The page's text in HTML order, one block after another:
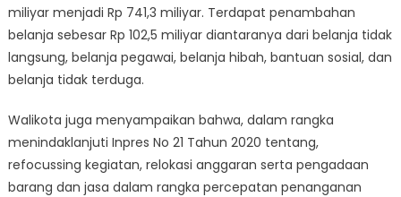
miliyar menjadi Rp 741,3 miliyar. Terdapat penambahan
belanja sebesar Rp 102,5 miliyar diantaranya dari belanja tidak
langsung, belanja pegawai, belanja hibah, bantuan sosial, dan
belanja tidak terduga.
Walikota juga menyampaikan bahwa, dalam rangka
menindaklanjuti Inpres No 21 Tahun 2020 tentang,
refocussing kegiatan, relokasi anggaran serta pengadaan
barang dan jasa dalam rangka percepatan penanganan